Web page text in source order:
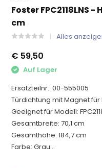
Foster FPC2118LNS
cm
Alles
€ 59,50
Auf Lager
Ersatzteilnr.: 00-555005
Türdichtung mit Magnet für
Geeignet für Modell:
Gesamtbreite: 70,1 cm
Gesamthöhe: 184,7 cm
Farbe: Grau...